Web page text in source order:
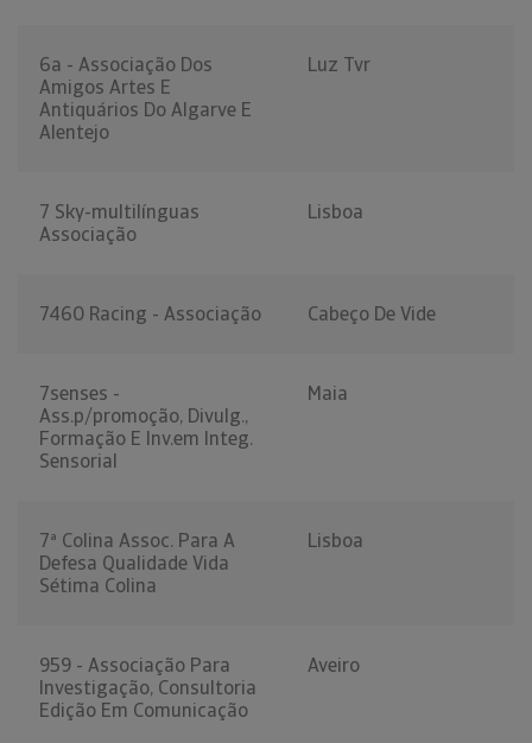
6a - Associação Dos
Amigos Artes E
Antiquários Do Algarve E
Alentejo
Luz Tvr
7 Sky-multilínguas
Associação
Lisboa
7460 Racing - Associação Cabeço De Vide
7senses -
Ass.p/promoção, Divulg.,
Formação E Inv.em Integ.
Sensorial
Maia
7ª Colina Assoc. Para A
Defesa Qualidade Vida
Sétima Colina
Lisboa
959 - Associação Para
Investigação, Consultoria
Edição Em Comunicação
Aveiro